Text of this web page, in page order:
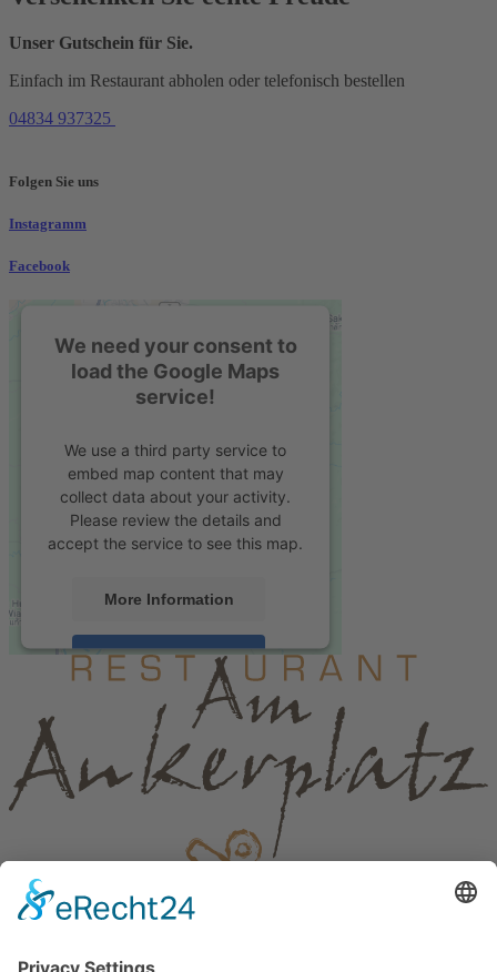
Unser Gutschein für Sie.
Einfach im Restaurant abholen oder telefonisch bestellen
04834 937325
Folgen Sie uns
Instagramm
Facebook
We need your consent to
load the Google Maps
service!
We use a third party service to
embed map content that may
collect data about your activity.
Please review the details and
accept the service to see this map.
More Information
Accept
Usercentrics Consent
Management Platform
eRecht24